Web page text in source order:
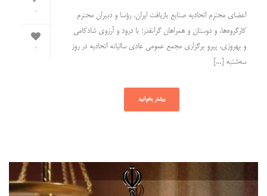
0
0
اعضای محترم اتحادیه صنایع بازیافت ایران، رؤسا و دبیران محترم
کارگروه‌ها، و دوستان و همراهان گرانقدر؛ با درود و آرزوی شادکامی
و بهروزی، پیرو برگزاری مجمع عمومی عادی سالیانه اتحادیه در روز
سه‌شنبه [...]
بیشتر بخوانید